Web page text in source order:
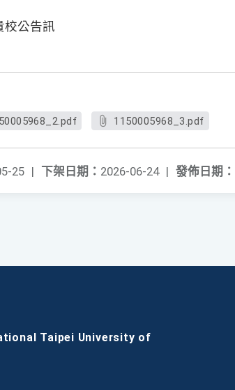
校公告訊
1150005968_3.pdf
發佈日期：
下架日期： 2026-06-24 |
25 |
Taipei University of